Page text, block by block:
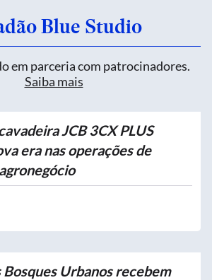
Blue Studio
em parceria com patrocinadores.
Saiba mais
JCB 3CX PLUS
era nas operações de
Urbanos recebem